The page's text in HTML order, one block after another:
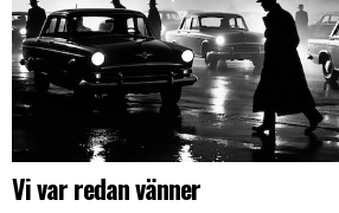
Vi var redan vänner